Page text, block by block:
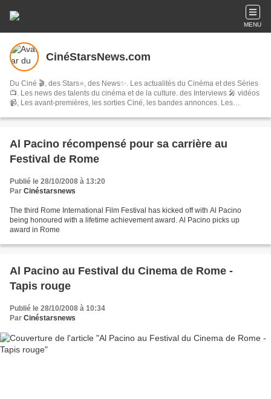
MENU
CinéStarsNews.com
Du Ciné 🎬, des Stars⭐, des News✨. Les actualités du Cinéma et des Séries
📺. Les news des talents du cinéma et de la culture. des Interviews 🎤 vidéos
📹, Les avant-premières, les sorties Ciné, les bandes annonces. Les
Al Pacino récompensé pour sa carrière au
Festival de Rome
Publié le 28/10/2008 à 13:20
Par Cinéstarsnews
The third Rome International Film Festival has kicked off with Al Pacino
being honoured with a lifetime achievement award. Al Pacino picks up
award in Rome
Al Pacino au Festival du Cinema de Rome -
Tapis rouge
Publié le 28/10/2008 à 10:34
Par Cinéstarsnews